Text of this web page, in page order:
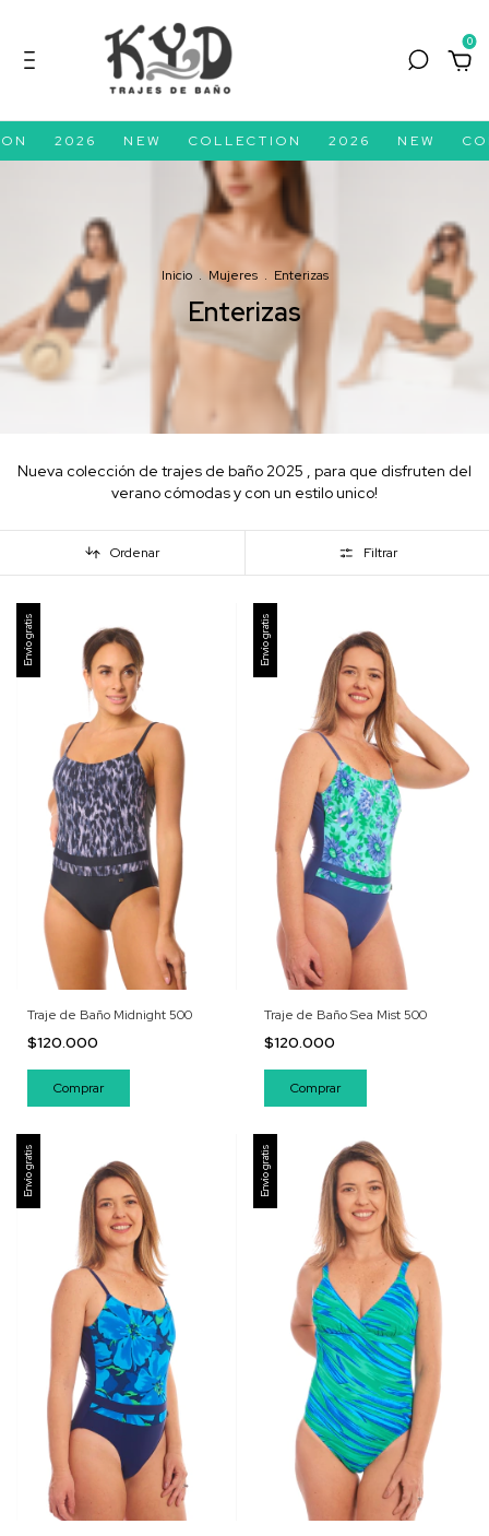
0
N E W C O L L E C T I O N 2 0 2 6 N E W C O L L E C T I O N
Inicio . Mujeres . Enterizas
Enterizas
Nueva colección de trajes de baño 2025 , para que disfruten del
verano cómodas y con un estilo unico!
Ordenar Filtrar
Envío gratis
Traje de Baño Midnight 500
$120.000
Comprar
Envío gratis
Traje de Baño Sea Mist 500
$120.000
Comprar
Envío gratis Envío gratis